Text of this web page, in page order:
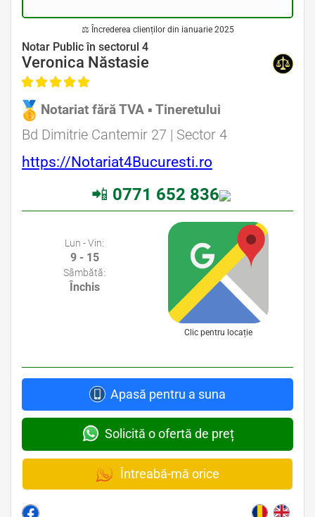
⚖ Încrederea clienților din ianuarie 2025
Notar Public în sectorul 4
Veronica Năstasie
Notariat fără TVA ▪ Tineretului
Bd Dimitrie Cantemir 27 | Sector 4
https://Notariat4Bucuresti.ro
📲 0771 652 836
Lun - Vin:
9 - 15
Sâmbătă:
Închis
Clic pentru locație
Apasă pentru a suna
Solicită o ofertă de preț
Întreabă-mă orice